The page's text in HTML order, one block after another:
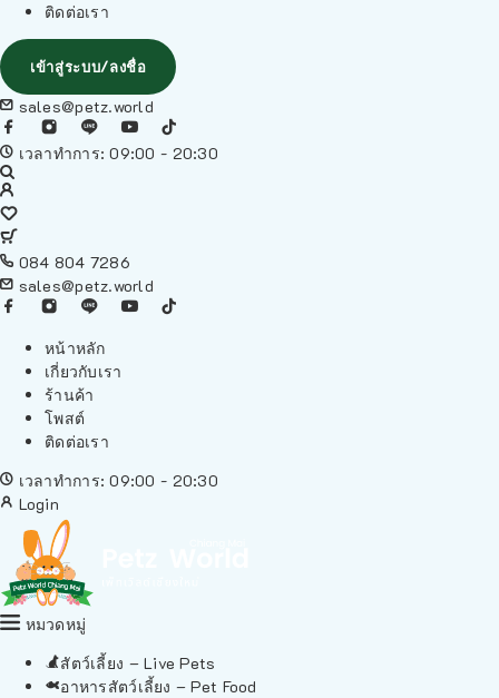
ติดต่อเรา
เข้าสู่ระบบ/ลงชื่อ
sales@petz.world
เวลาทำการ: 09:00 - 20:30
084 804 7286
sales@petz.world
หน้าหลัก
เกี่ยวกับเรา
ร้านค้า
โพสต์
ติดต่อเรา
เวลาทำการ: 09:00 - 20:30
Login
หมวดหมู่
สัตว์เลี้ยง – Live Pets
อาหารสัตว์เลี้ยง – Pet Food